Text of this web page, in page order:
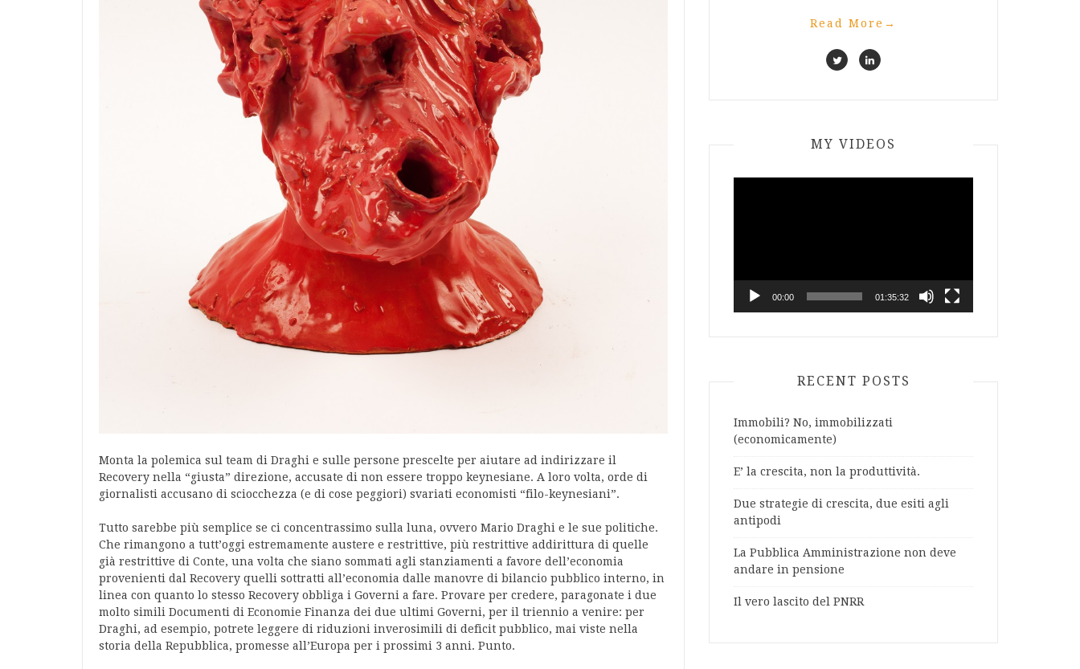
Monta la polemica sul team di Draghi e sulle persone prescelte per aiutare ad indirizzare il
Recovery nella “giusta” direzione, accusate di non essere troppo keynesiane. A loro volta, orde di
giornalisti accusano di sciocchezza (e di cose peggiori) svariati economisti “filo-keynesiani”.
Tutto sarebbe più semplice se ci concentrassimo sulla luna, ovvero Mario Draghi e le sue politiche.
Che rimangono a tutt’oggi estremamente austere e restrittive, più restrittive addirittura di quelle
già restrittive di Conte, una volta che siano sommati agli stanziamenti a favore dell’economia
provenienti dal Recovery quelli sottratti all’economia dalle manovre di bilancio pubblico interno, in
linea con quanto lo stesso Recovery obbliga i Governi a fare. Provare per credere, paragonate i due
molto simili Documenti di Economie Finanza dei due ultimi Governi, per il triennio a venire: per
Draghi, ad esempio, potrete leggere di riduzioni inverosimili di deficit pubblico, mai viste nella
storia della Repubblica, promesse all’Europa per i prossimi 3 anni. Punto.
Read More →
MY VIDEOS
00:00 01:35:32
RECENT POSTS
Immobili? No, immobilizzati
(economicamente)
E’ la crescita, non la produttività.
Due strategie di crescita, due esiti agli
antipodi
La Pubblica Amministrazione non deve
andare in pensione
Il vero lascito del PNRR